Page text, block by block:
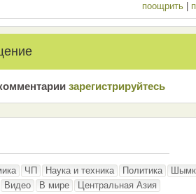
поощрить
зарeгиcтрирyйтeсь
ЧП Наука и техника Политика
Видео В мире
Центральная Азия